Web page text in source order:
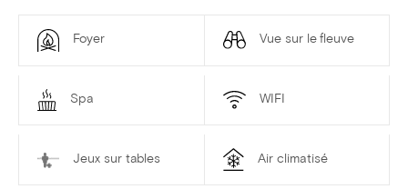
Foyer Vue sur le fleuve
Spa WIFI
Jeux sur tables Air climatisé